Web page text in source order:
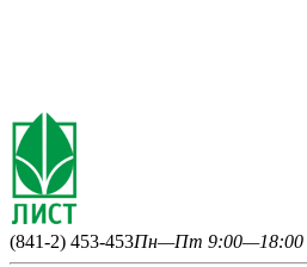
(841-2) 453-453Пн—Пт 9:00—18:00